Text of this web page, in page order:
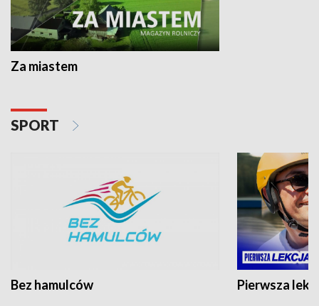
Za miastem
SPORT
Bez hamulców Pierwsza